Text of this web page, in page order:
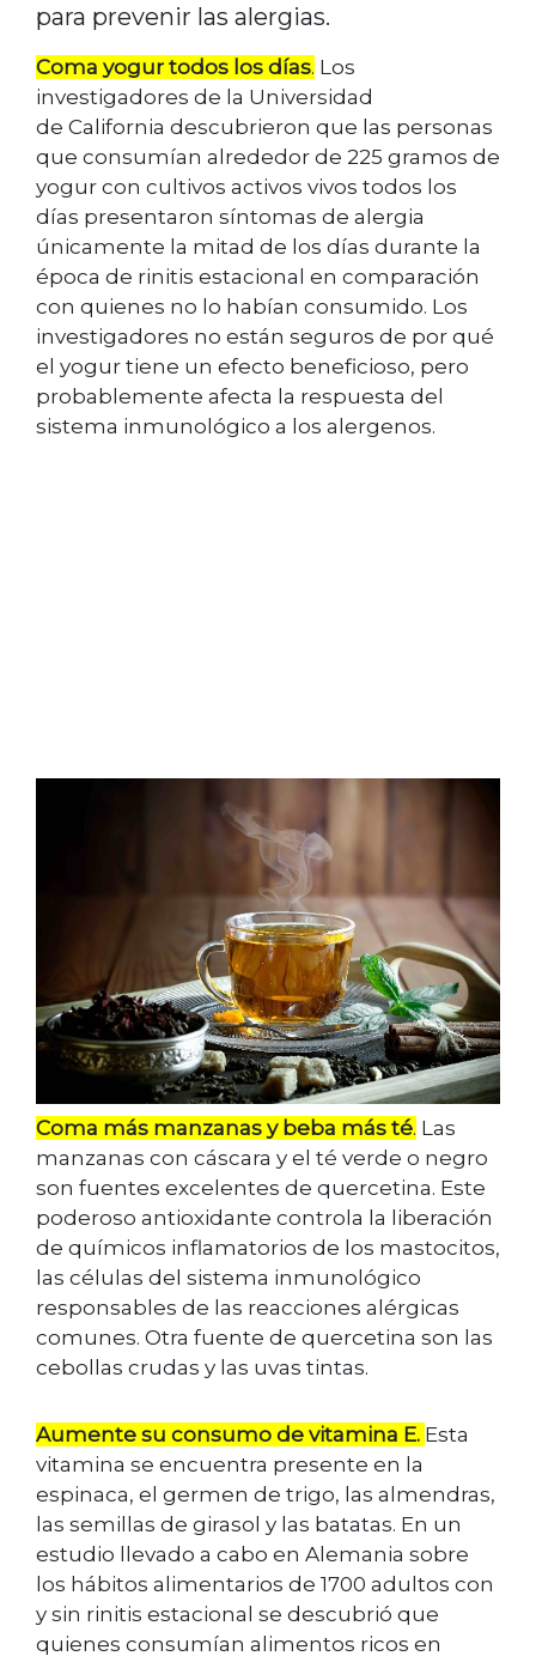
para prevenir las alergias.
Coma yogur todos los días. Los
investigadores de la Universidad
de California descubrieron que las personas
que consumían alrededor de 225 gramos de
yogur con cultivos activos vivos todos los
días presentaron síntomas de alergia
únicamente la mitad de los días durante la
época de rinitis estacional en comparación
con quienes no lo habían consumido. Los
investigadores no están seguros de por qué
el yogur tiene un efecto beneficioso, pero
probablemente afecta la respuesta del
sistema inmunológico a los alergenos.
Coma más manzanas y beba más té. Las
manzanas con cáscara y el té verde o negro
son fuentes excelentes de quercetina. Este
poderoso antioxidante controla la liberación
de químicos inflamatorios de los mastocitos,
las células del sistema inmunológico
responsables de las reacciones alérgicas
comunes. Otra fuente de quercetina son las
cebollas crudas y las uvas tintas.
Aumente su consumo de vitamina E. Esta
vitamina se encuentra presente en la
espinaca, el germen de trigo, las almendras,
las semillas de girasol y las batatas. En un
estudio llevado a cabo en Alemania sobre
los hábitos alimentarios de 1700 adultos con
y sin rinitis estacional se descubrió que
quienes consumían alimentos ricos en